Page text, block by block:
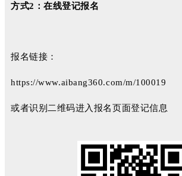
方式2：在线登记报名
报名链接：
https://www.aibang360.com/m/100019
或者识别二维码进入报名页面登记信息